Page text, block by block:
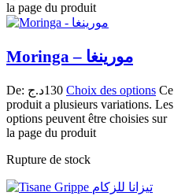
la page du produit
Moringa – مورينغا
De: 130د.ج Choix des options Ce
produit a plusieurs variations. Les
options peuvent être choisies sur
la page du produit
Rupture de stock